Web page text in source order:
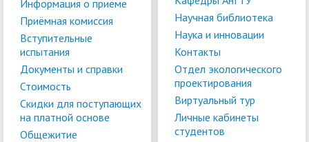
Информация о приеме
Приёмная комиссия
Вступительные
испытания
Документы и справки
Стоимость
Скидки для поступающих
на платной основе
Общежитие
Научная библиотека
Наука и инновации
Контакты
Отдел экологического
проектирования
Виртуальный тур
Личные кабинеты
студентов